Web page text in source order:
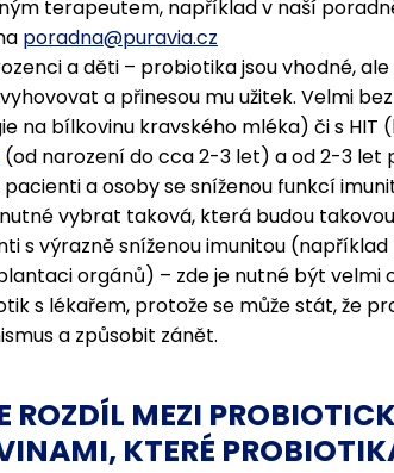
terapeutem, například v naší
poradna@puravia.cz
a děti – probiotika jsou vhodné,
a přinesou mu užitek. Velmi
na bílkovinu kravského mléka) či s
(od narození do cca 2-3 let) a od 2-3 let
a osoby se sníženou funkcí
vybrat taková, která budou
s výrazně sníženou imunitou
orgánů) – zde je nutné být
s lékařem, protože se může stát, že
a způsobit zánět.
ROZDÍL MEZI
KTERÉ